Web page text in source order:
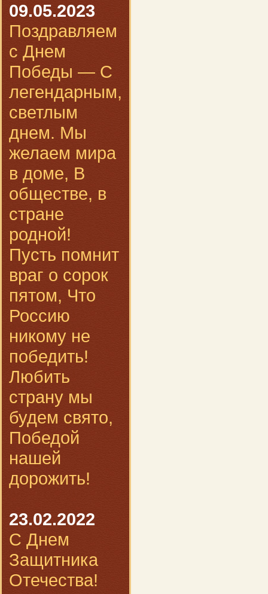
09.05.2023
Поздравляем
с Днем
Победы — С
легендарным,
светлым
днем. Мы
желаем мира
в доме, В
обществе, в
стране
родной!
Пусть помнит
враг о сорок
пятом, Что
Россию
никому не
победить!
Любить
страну мы
будем свято,
Победой
нашей
дорожить!
23.02.2022
С Днем
Защитника
Отечества!